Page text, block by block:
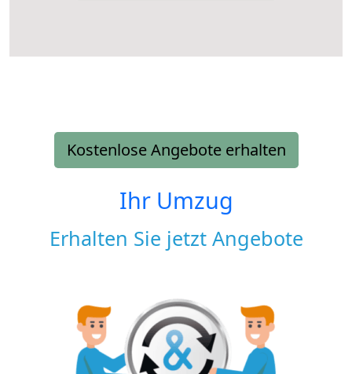
Kostenlose Angebote erhalten
Ihr Umzug
Erhalten Sie jetzt Angebote